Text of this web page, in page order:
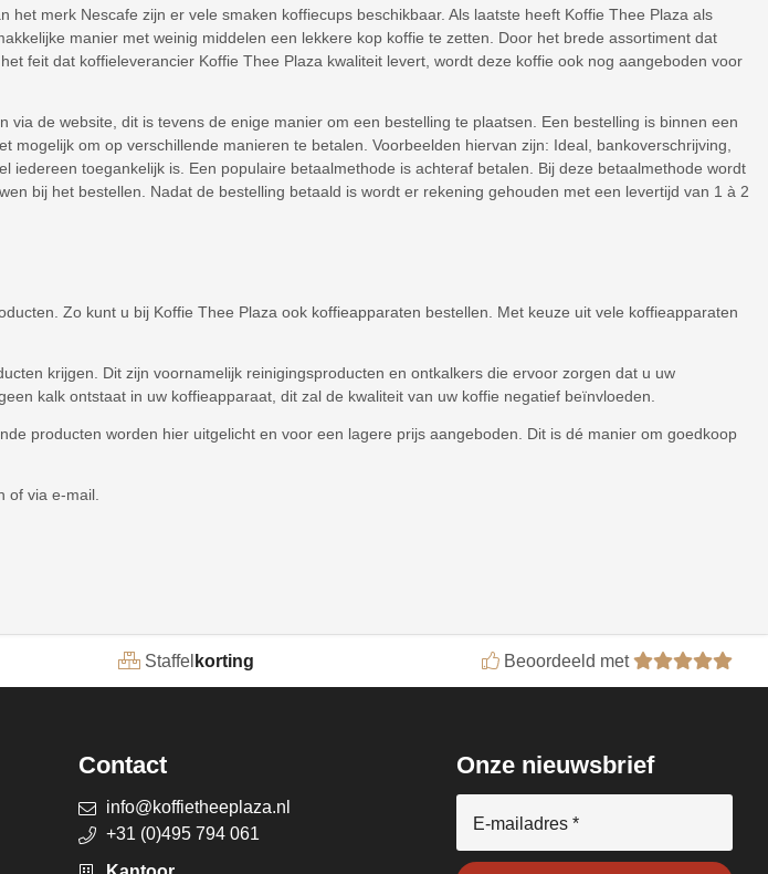
merk Nescafe zijn er vele smaken koffiecups beschikbaar. Als laatste heeft Koffie Thee Plaza als
manier met weinig middelen een lekkere kop koffie te zetten. Door het brede assortiment dat
feit dat koffieleverancier Koffie Thee Plaza kwaliteit levert, wordt deze koffie ook nog aangeboden voor
de website, dit is tevens de enige manier om een bestelling te plaatsen. Een bestelling is binnen een
om op verschillende manieren te betalen. Voorbeelden hiervan zijn: Ideal, bankoverschrijving,
toegankelijk is. Een populaire betaalmethode is achteraf betalen. Bij deze betaalmethode wordt
bij het bestellen. Nadat de bestelling betaald is wordt er rekening gehouden met een levertijd van 1 à 2
Zo kunt u bij Koffie Thee Plaza ook koffieapparaten bestellen. Met keuze uit vele koffieapparaten
krijgen. Dit zijn voornamelijk reinigingsproducten en ontkalkers die ervoor zorgen dat u uw
kalk ontstaat in uw koffieapparaat, dit zal de kwaliteit van uw koffie negatief beïnvloeden.
producten worden hier uitgelicht en voor een lagere prijs aangeboden. Dit is dé manier om goedkoop
of via e-mail.
Staffel korting Beoordeeld met
Contact
info@koffietheeplaza.nl
+31 (0)495 794 061
Onze nieuwsbrief
E-mailadres *